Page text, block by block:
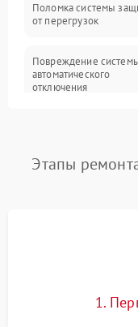
Неисправность
Поломка системы
от перегрузок
Повреждение
автоматического
отключения
Неисправность системы
Этапы
1.